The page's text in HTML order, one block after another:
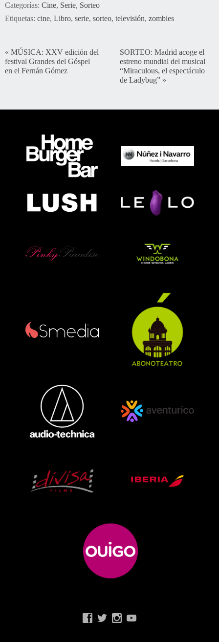
Categorías: Cine, Serie, Sorteo
Etiquetas: cine, Libro, serie, sorteo, televisión, zombies
« MÚSICA: XXV edición del
festival Grandes del Góspel
en el Fernán Gómez
SORTEO: Madrid acoge el
estreno mundial del musical
“Miraculous, el espectáculo
de Ladybug” »